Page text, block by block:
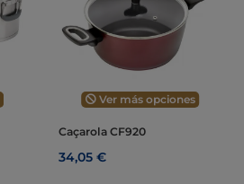
Ver más opciones
Caçarola CF920
34,05 €